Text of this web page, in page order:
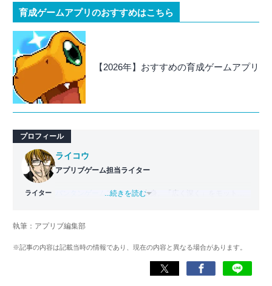
育成ゲームアプリのおすすめはこちら
【2026年】おすすめの育成ゲームアプリ
プロフィール
ライター
ライコウ
アプリブゲーム担当ライター
バンタンゲームアカデミー 出身。「広く深く」をモットー
ゲームだけでも1,000本以上。ゲーム開発者を目指した経験
くして面白さを引き出し、人々に伝えるためゲームライタ
...続きを読む
執筆：アプリブ編集部
※記事の内容は記載当時の情報であり、現在の内容と異なる場合があります。